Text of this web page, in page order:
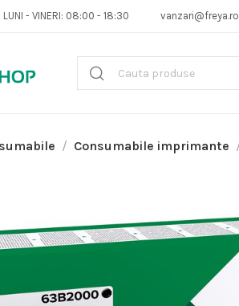
LUNI - VINERI: 08:00 - 18:30 vanzari@freya.ro
Consumabile imprimante